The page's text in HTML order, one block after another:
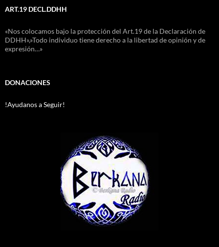
ART.19 DECL.DDHH
«Nos colocamos bajo la protección del Art.19 de la Declaración de
DDHH»,»Todo individuo tiene derecho a la libertad de opinión y de
expresión…»
DONACIONES
!Ayudanos a Seguir!